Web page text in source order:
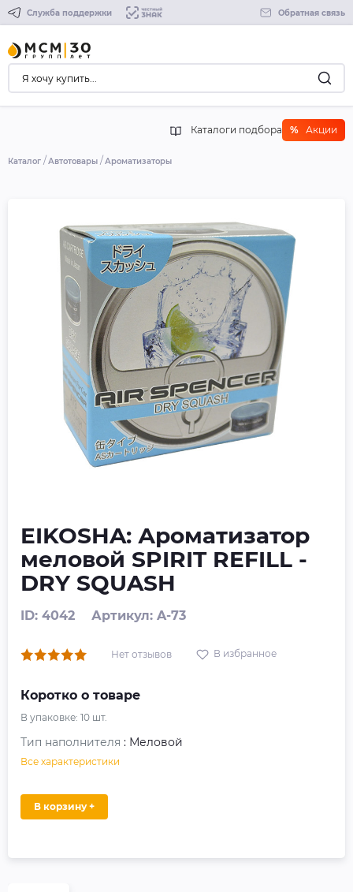
Служба поддержки Обратная связь
Каталоги подбора % Акции
Каталог Автотовары Ароматизаторы
EIKOSHA: Ароматизатор
меловой SPIRIT REFILL -
DRY SQUASH
ID: 4042 Артикул: A-73
Нет отзывов В избранное
Коротко о товаре
В упаковке: 10 шт.
Тип наполнителя : Меловой
Все характеристики
В корзину +